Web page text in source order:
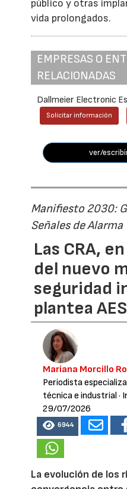
público y otras
vida prolongados.
EMPRESAS O
RELACIONADAS
Dallmeier Electronic
Solicitar información
ver/
Manifiesto 2030:
Señales de Alarma
Las CRA,
del nuevo
seguridad
plantea
Mariana Morcillo
Periodista
técnica e industrial·
29/07/2026
6944
La evolución de los